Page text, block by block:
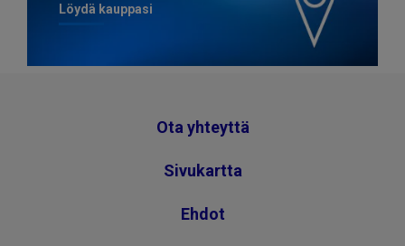
Löydä kauppasi
Ota yhteyttä
Sivukartta
Ehdot